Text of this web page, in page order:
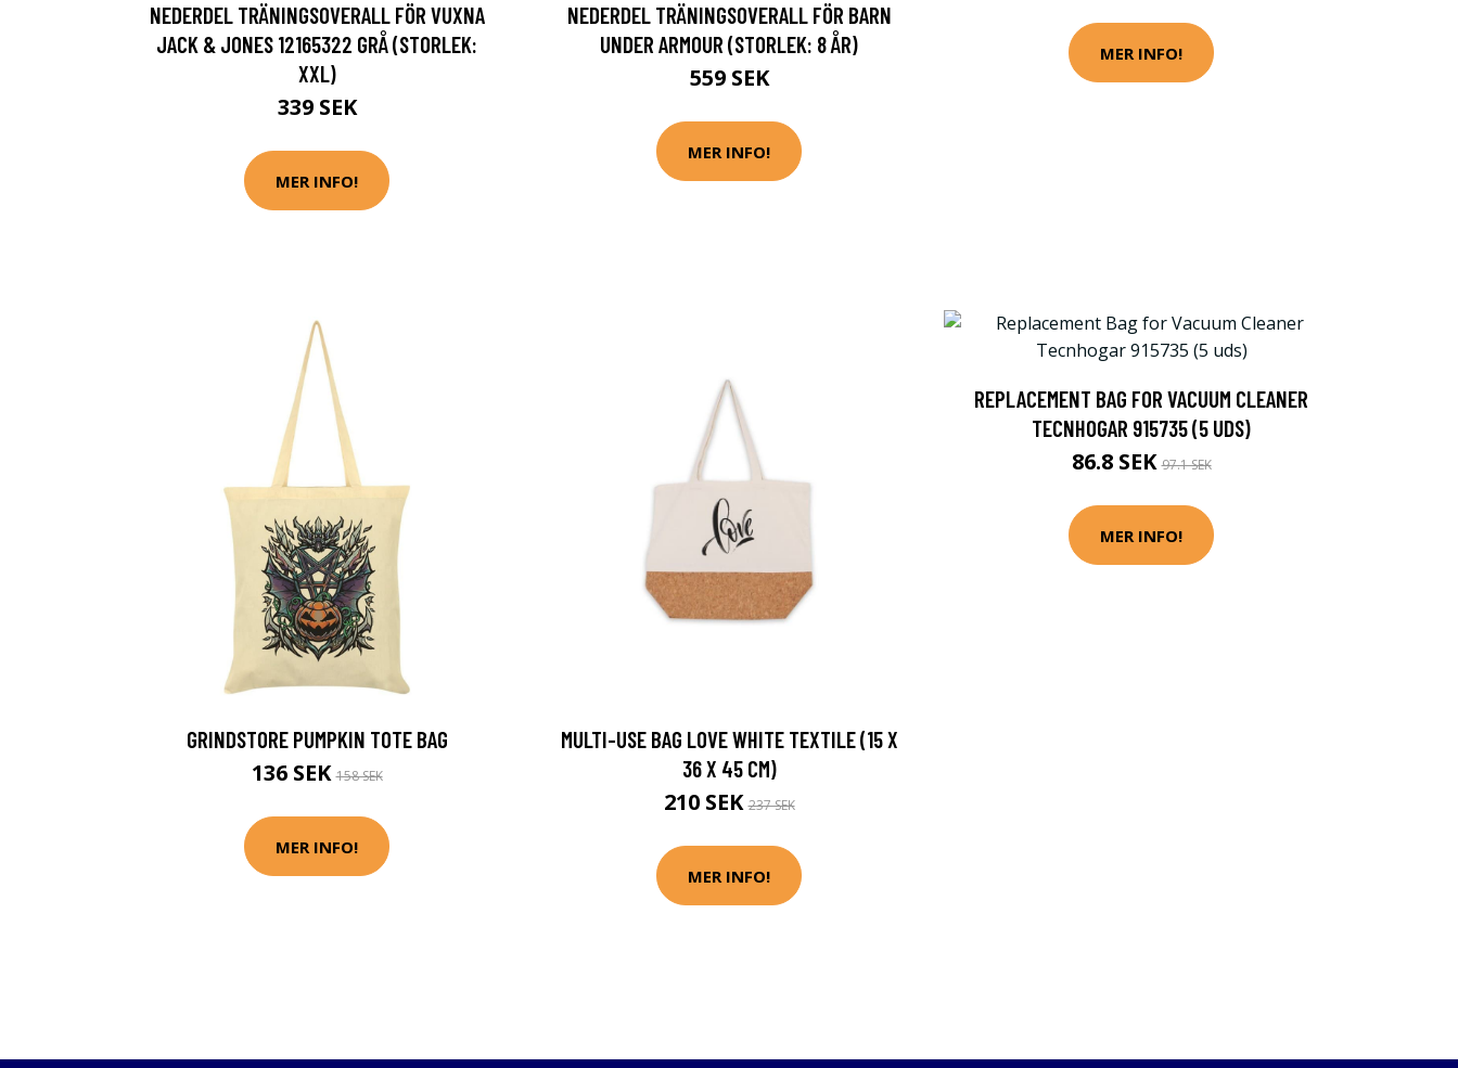
NEDERDEL TRÄNINGSOVERALL FÖR VUXNA
JACK & JONES 12165322 GRÅ (STORLEK:
XXL)
339 SEK
MER INFO!
NEDERDEL TRÄNINGSOVERALL FÖR BARN
UNDER ARMOUR (STORLEK: 8 ÅR)
559 SEK
MER INFO!
MER INFO!
GRINDSTORE PUMPKIN TOTE BAG
136 SEK158 SEK
MER INFO!
MULTI-USE BAG LOVE WHITE TEXTILE (15 X
36 X 45 CM)
210 SEK237 SEK
MER INFO!
REPLACEMENT BAG FOR VACUUM CLEANER
TECNHOGAR 915735 (5 UDS)
86.8 SEK97.1 SEK
MER INFO!